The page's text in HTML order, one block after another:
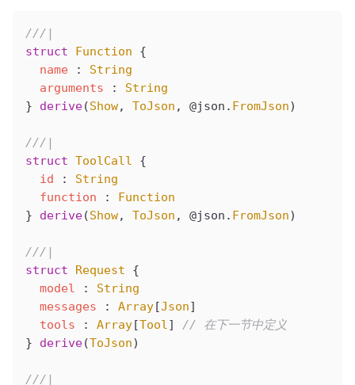
///|
struct Function {
  name
: String
  arguments
: String
} derive(Show, ToJson , @json . FromJson)
///|
struct ToolCall {
  id
: String
  function
:
Function
} derive(Show, ToJson , @json . FromJson)
///|
struct Request {
  model
: String
  messages
: Array [Json]
  tools
: Array [Tool] // 在下一节中定义
} derive(ToJson)
///|